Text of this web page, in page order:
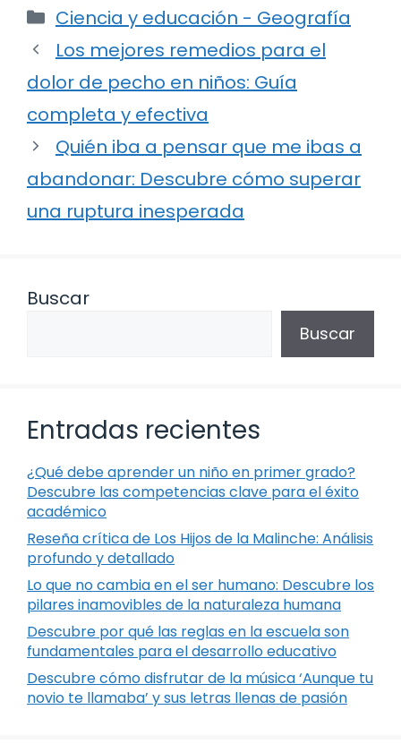
Categorías
Ciencia y educación - Geografía
Los mejores remedios para el
dolor de pecho en niños: Guía
completa y efectiva
Quién iba a pensar que me ibas a
abandonar: Descubre cómo superar
una ruptura inesperada
Buscar
Buscar
Entradas recientes
¿Qué debe aprender un niño en primer grado?
Descubre las competencias clave para el éxito
académico
Reseña crítica de Los Hijos de la Malinche: Análisis
profundo y detallado
Lo que no cambia en el ser humano: Descubre los
pilares inamovibles de la naturaleza humana
Descubre por qué las reglas en la escuela son
fundamentales para el desarrollo educativo
Descubre cómo disfrutar de la música ‘Aunque tu
novio te llamaba’ y sus letras llenas de pasión